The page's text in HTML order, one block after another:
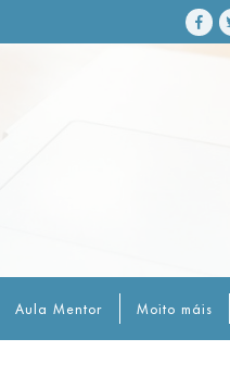
Aula Mentor Moito máis